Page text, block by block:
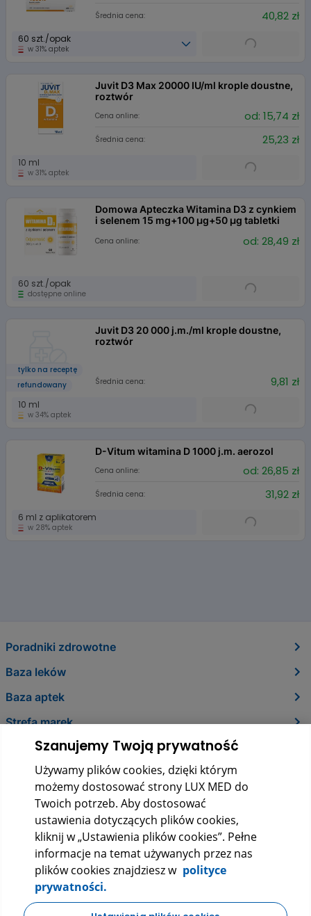
Średnia cena: 40,82 zł
60 szt./opak
w 31% aptek
Juvit D3 Max 20000 IU/ml krople doustne,
roztwór
Cena online: od: 15,74 zł
Średnia cena: 25,23 zł
10 ml
w 31% aptek
Domowa Apteczka Witamina D3 z cynkiem
i selenem 15 mg+100 µg+50 µg tabletki
Cena online: od: 28,49 zł
60 szt./opak
dostępne online
tylko na receptę
refundowany
Juvit D3 20 000 j.m./ml krople doustne,
roztwór
Średnia cena: 9,81 zł
10 ml
w 34% aptek
D-Vitum witamina D 1000 j.m. aerozol
Cena online: od: 26,85 zł
Średnia cena: 31,92 zł
6 ml z aplikatorem
w 28% aptek
Poradniki zdrowotne
Baza leków
Baza aptek
Strefa marek
O nas
Kontakt
LUX MED Sp. z o.o.
Szanujemy Twoją prywatność
Używamy plików cookies, dzięki którym
możemy dostosować strony LUX MED do
Twoich potrzeb. Aby dostosować
ustawienia dotyczących plików cookies,
kliknij w „Ustawienia plików cookies”. Pełne
informacje na temat używanych przez nas
plików cookies znajdziesz w polityce
prywatności.